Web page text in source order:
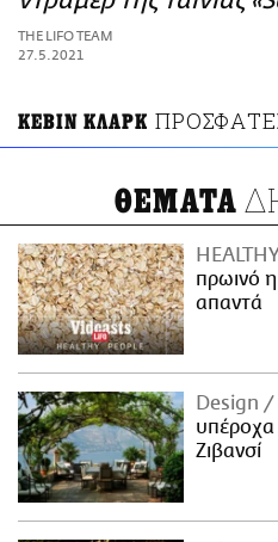
ΑΜΠΑ
PRINT
THE LIFO TEAM
27.5.2021
ΚΕΒΙΝ ΚΛΑΡΚ
ΘΕΜΑΤΑ
πρωινό
απαντά
Design
υπέροχα
Ζιβανσί